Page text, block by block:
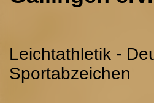
Leichtathletik -
Sportabzeichen